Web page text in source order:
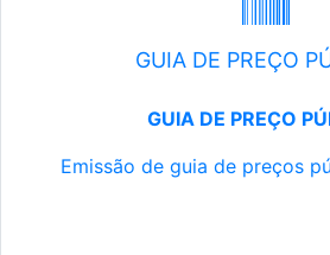
GUIA DE PREÇO
GUIA DE PREÇO
Emissão de guia de preços